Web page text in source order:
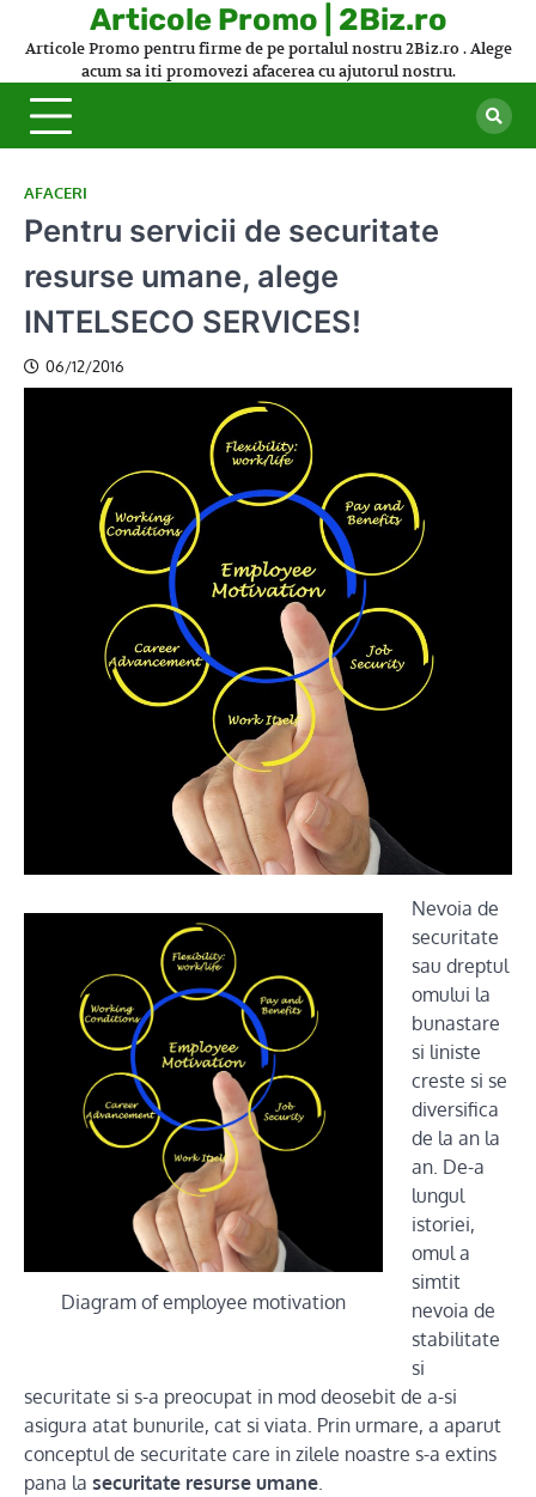
Articole Promo | 2Biz.ro
Articole Promo pentru firme de pe portalul nostru 2Biz.ro . Alege
acum sa iti promovezi afacerea cu ajutorul nostru.
AFACERI
Pentru servicii de securitate
resurse umane, alege
INTELSECO SERVICES!
06/12/2016
Diagram of employee motivation
Nevoia de
securitate
sau dreptul
omului la
bunastare
si liniste
creste si se
diversifica
de la an la
an. De-a
lungul
istoriei,
omul a
simtit
nevoia de
stabilitate
si
securitate si s-a preocupat in mod deosebit de a-si
asigura atat bunurile, cat si viata. Prin urmare, a aparut
conceptul de securitate care in zilele noastre s-a extins
pana la securitate resurse umane.